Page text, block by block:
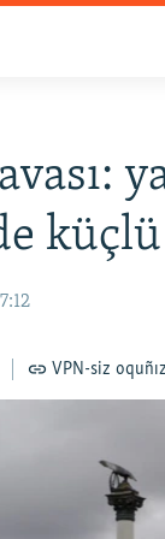
VPN-siz oquñız